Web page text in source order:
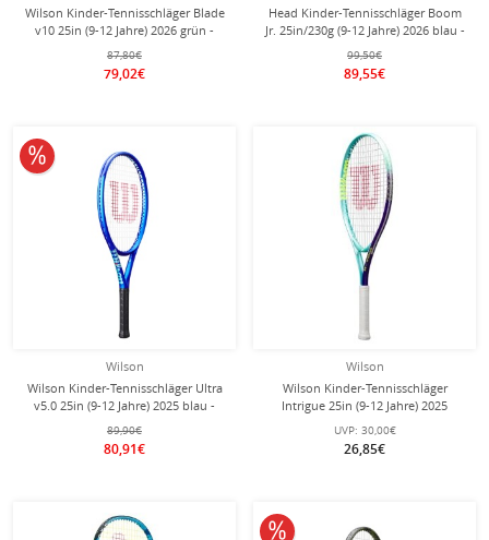
Wilson Kinder-Tennisschläger Blade
v10 25in (9-12 Jahre) 2026 grün -
besaitet -
87,80€
79,02€
Head Kinder-Tennisschläger Boom
Jr. 25in/230g (9-12 Jahre) 2026 blau -
besaitet -
99,50€
89,55€
Wilson
Wilson Kinder-Tennisschläger Ultra
v5.0 25in (9-12 Jahre) 2025 blau -
besaitet -
89,90€
80,91€
10% reduziert
Wilson
Wilson Kinder-Tennisschläger
Intrigue 25in (9-12 Jahre) 2025
mint/blau - besaitet - Mädchen
UVP: 30,00€
26,85€
10% reduziert